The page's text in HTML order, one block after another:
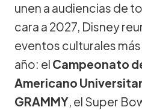
unen a audiencias de
cara a 2027, Disney
eventos culturales
año: el Campeonato
Americano
GRAMMY, el Super